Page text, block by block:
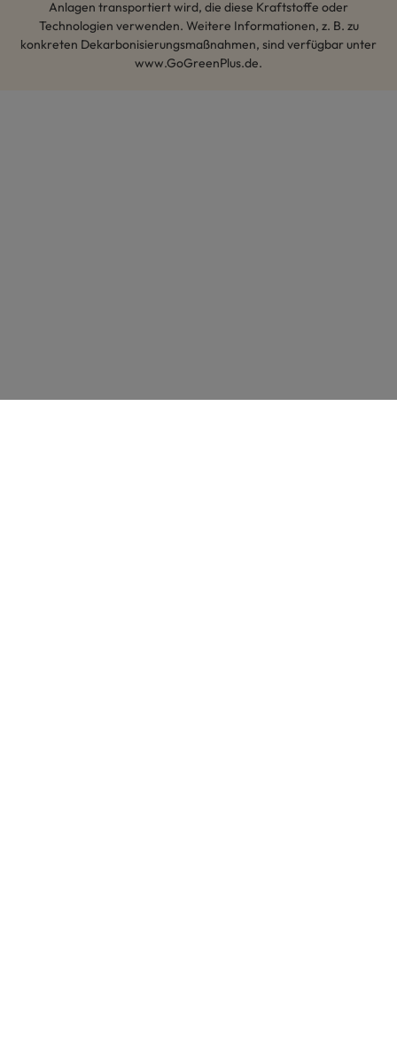
Anlagen transportiert wird, die diese Kraftstoffe oder
Technologien verwenden. Weitere Informationen, z. B. zu
konkreten Dekarbonisierungsmaßnahmen, sind verfügbar unter
www.GoGreenPlus.de.